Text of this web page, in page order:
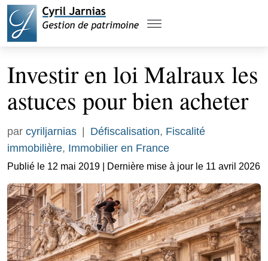
Investir en loi Malraux les
astuces pour bien acheter
par cyriljarnias Défiscalisation, Fiscalité
immobilière, Immobilier en France
Publié le 12 mai 2019 | Dernière mise à jour le 11 avril 2026